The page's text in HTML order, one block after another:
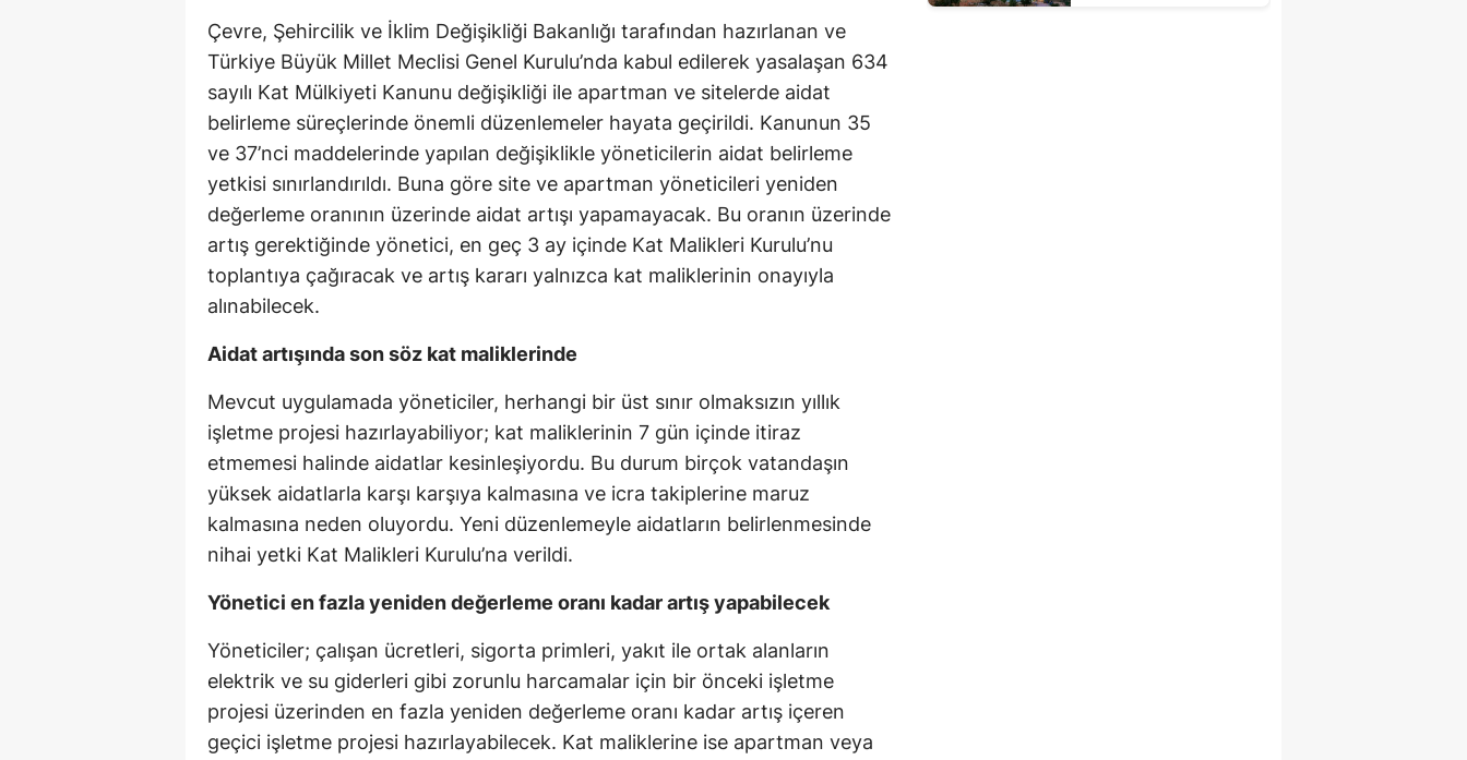
Edirne
Elazığ
Erzincan
Erzurum
Eskişehir
Gaziantep
Hatay
Isparta
Mersin
İzmir
Kars
Kayseri
Çevre, Şehircilik ve İklim Değişikliği Bakanlığı tarafından hazırlanan ve
Türkiye Büyük Millet Meclisi Genel Kurulu’nda kabul edilerek yasalaşan 634
sayılı Kat Mülkiyeti Kanunu değişikliği ile apartman ve sitelerde aidat
belirleme süreçlerinde önemli düzenlemeler hayata geçirildi. Kanunun 35
ve 37’nci maddelerinde yapılan değişiklikle yöneticilerin aidat belirleme
yetkisi sınırlandırıldı. Buna göre site ve apartman yöneticileri yeniden
değerleme oranının üzerinde aidat artışı yapamayacak. Bu oranın üzerinde
artış gerektiğinde yönetici, en geç 3 ay içinde Kat Malikleri Kurulu’nu
toplantıya çağıracak ve artış kararı yalnızca kat maliklerinin onayıyla
alınabilecek.
Aidat artışında son söz kat maliklerinde
Mevcut uygulamada yöneticiler, herhangi bir üst sınır olmaksızın yıllık
işletme projesi hazırlayabiliyor; kat maliklerinin 7 gün içinde itiraz
etmemesi halinde aidatlar kesinleşiyordu. Bu durum birçok vatandaşın
yüksek aidatlarla karşı karşıya kalmasına ve icra takiplerine maruz
kalmasına neden oluyordu. Yeni düzenlemeyle aidatların belirlenmesinde
nihai yetki Kat Malikleri Kurulu’na verildi.
Yönetici en fazla yeniden değerleme oranı kadar artış yapabilecek
Yöneticiler; çalışan ücretleri, sigorta primleri, yakıt ile ortak alanların
elektrik ve su giderleri gibi zorunlu harcamalar için bir önceki işletme
projesi üzerinden en fazla yeniden değerleme oranı kadar artış içeren
geçici işletme projesi hazırlayabilecek. Kat maliklerine ise apartman veya